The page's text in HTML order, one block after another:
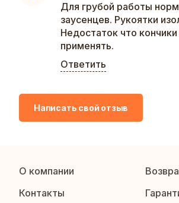
Для грубой работы
заусенцев. Рукоятки
Недостаток что
применять.
Ответить
Написать свой отзыв
О компании
Контакты